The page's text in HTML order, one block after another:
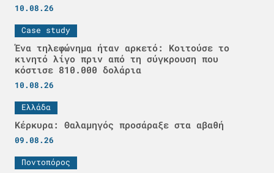
10.08.26
Case study
Ένα τηλεφώνημα ήταν αρκετό: Κοιτούσε το
κινητό λίγο πριν από τη σύγκρουση που
κόστισε 810.000 δολάρια
10.08.26
Ελλάδα
Κέρκυρα: Θαλαμηγός προσάραξε στα αβαθή
09.08.26
Ποντοπόρος